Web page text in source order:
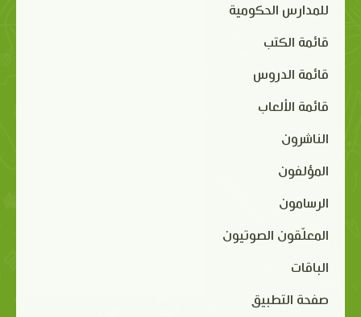
للمدارس الحكومية
قائمة الكتب
قائمة الدروس
قائمة الألعاب
الناشرون
المؤلفون
الرسامون
المعلّقون الصوتيون
الباقات
صفحة التطبيق